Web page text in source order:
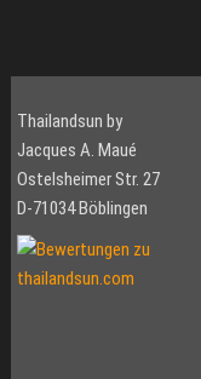
Thailandsun by
Jacques A. Maué
Ostelsheimer Str. 27
D-71034 Böblingen